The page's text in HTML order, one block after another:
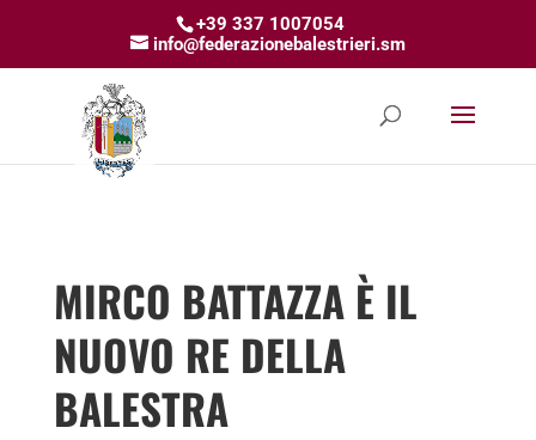
+39 337 1007054
info@federazionebalestrieri.sm
MIRCO BATTAZZA È IL
NUOVO RE DELLA
BALESTRA